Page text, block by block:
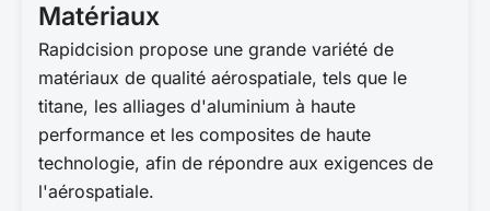
Matériaux
Rapidcision propose une grande variété de
matériaux de qualité aérospatiale, tels que le
titane, les alliages d'aluminium à haute
performance et les composites de haute
technologie, afin de répondre aux exigences de
l'aérospatiale.